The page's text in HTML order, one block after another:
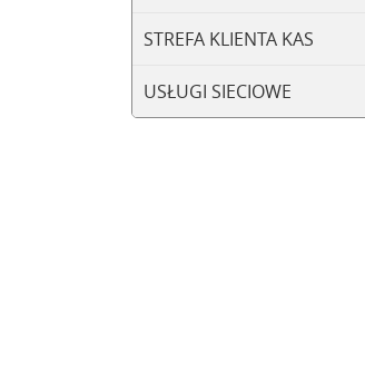
STREFA KLIENTA KAS
USŁUGI SIECIOWE